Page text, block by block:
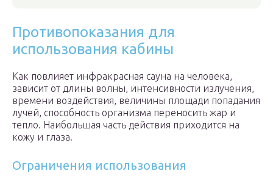
Противопоказания для
использования кабины
Как повлияет инфракрасная сауна на человека,
зависит от длины волны, интенсивности излучения,
времени воздействия, величины площади попадания
лучей, способность организма переносить жар и
тепло. Наибольшая часть действия приходится на
кожу и глаза.
Ограничения использования